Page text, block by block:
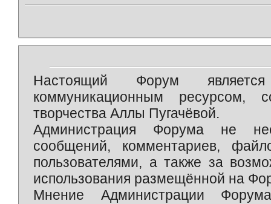
Настоящий Форум является
коммуникационным ресурсом,
творчества Аллы Пугачёвой.
Администрация Форума не
сообщений, комментариев,
пользователями, а также за
использования размещённой на
Мнение Администрации